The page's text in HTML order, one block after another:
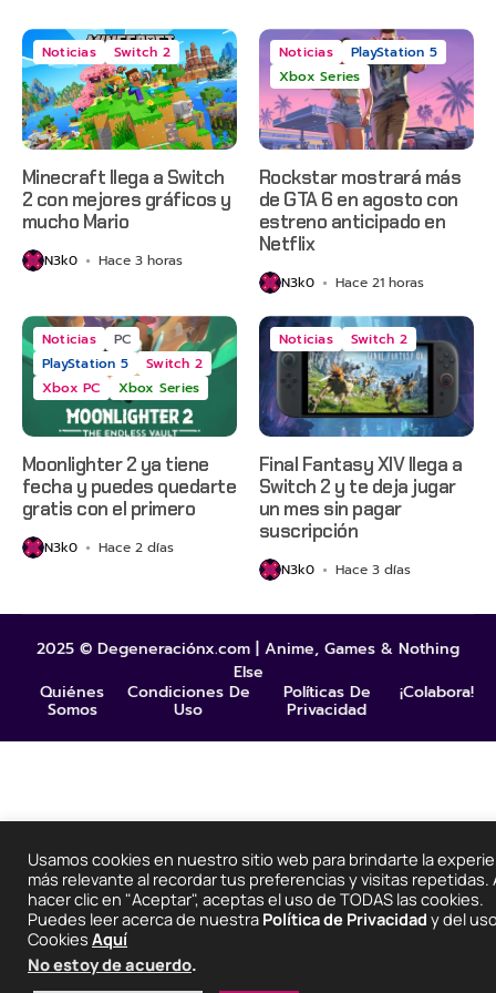
Noticias Switch 2
Minecraft llega a Switch
2 con mejores gráficos y
mucho Mario
N3k0 Hace 3 horas
Noticias
PlayStation 5
Xbox Series
Rockstar mostrará más
de GTA 6 en agosto con
estreno anticipado en
Netflix
N3k0 Hace 21 horas
Noticias
PC
PlayStation 5
Switch 2
Xbox PC
Xbox Series
Moonlighter 2 ya tiene
fecha y puedes quedarte
gratis con el primero
N3k0 Hace 2 días
Noticias Switch 2
Final Fantasy XIV llega a
Switch 2 y te deja jugar
un mes sin pagar
suscripción
N3k0 Hace 3 días
2025 © Degeneraciónx.com | Anime, Games & Nothing
Else
Quiénes
Somos
Condiciones De
Uso
Políticas De
Privacidad
¡Colabora!
Usamos cookies en nuestro sitio web para brindarte la
más relevante al recordar tus preferencias y visitas repetidas.
hacer clic en "Aceptar", aceptas el uso de TODAS las cookies.
Puedes leer acerca de nuestra Política de Privacidad y del
Cookies Aquí
No estoy de acuerdo.